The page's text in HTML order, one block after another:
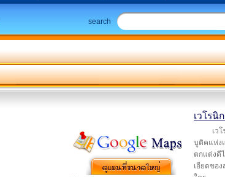
search
เวโรนิ
เว
บูติคแห่ง
ตกแต่งดี
เอียดขอ